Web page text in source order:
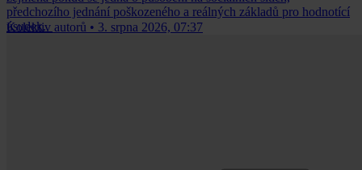
předchozího jednání poškozeného a reálných základů pro hodnotící
úsudek.
Kolektiv autorů • 3. srpna 2026, 07:37